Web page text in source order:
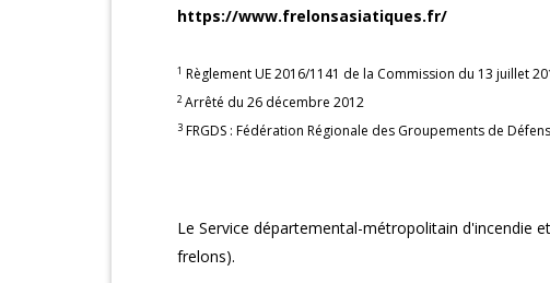
https://www.frelonsasiatiques.fr/
1 Règlement UE 2016/1141 de la Commission du 13 juillet
2Arrêté du 26 décembre 2012
3 FRGDS : Fédération Régionale des Groupements de
Le Service départemental-métropolitain d'incendie
frelons).